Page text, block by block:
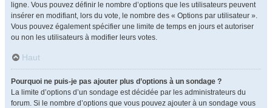
ligne. Vous pouvez définir le nombre d’options que les utilisateurs peuvent
insérer en modifiant, lors du vote, le nombre des « Options par utilisateur ».
Vous pouvez également spécifier une limite de temps en jours et autoriser
ou non les utilisateurs à modifier leurs votes.
Haut
Pourquoi ne puis-je pas ajouter plus d’options à un sondage ?
La limite d’options d’un sondage est décidée par les administrateurs du
forum. Si le nombre d’options que vous pouvez ajouter à un sondage vous